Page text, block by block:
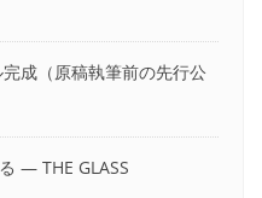
成（原稿執筆前の先行公
― THE GLASS